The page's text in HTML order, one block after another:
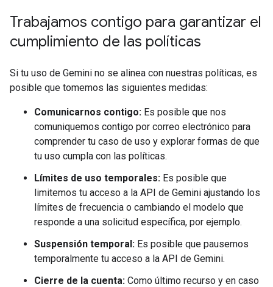
Trabajamos contigo para garantizar el
cumplimiento de las políticas
Si tu uso de Gemini no se alinea con nuestras políticas, es
posible que tomemos las siguientes medidas:
Comunicarnos contigo: Es posible que nos
comuniquemos contigo por correo electrónico para
comprender tu caso de uso y explorar formas de que
tu uso cumpla con las políticas.
Límites de uso temporales: Es posible que
limitemos tu acceso a la API de Gemini ajustando los
límites de frecuencia o cambiando el modelo que
responde a una solicitud específica, por ejemplo.
Suspensión temporal: Es posible que pausemos
temporalmente tu acceso a la API de Gemini.
Cierre de la cuenta: Como último recurso y en caso